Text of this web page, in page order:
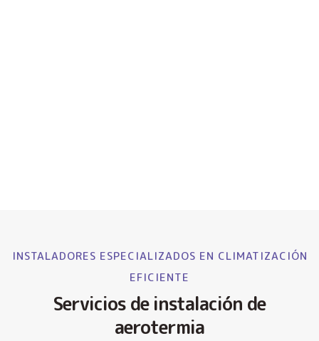
INSTALADORES ESPECIALIZADOS EN CLIMATIZACIÓN
EFICIENTE
Servicios de instalación de
aerotermia